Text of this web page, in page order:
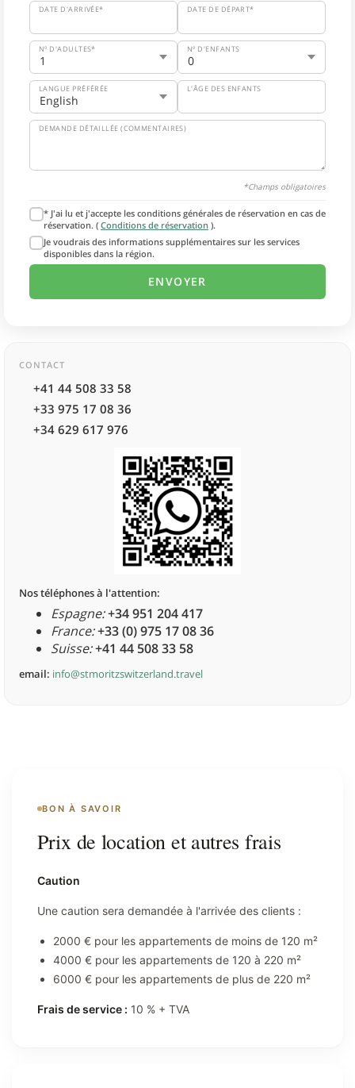
DATE D'ARRIVÉE* DATE DE DÉPART*
Nº D'ADULTES* Nº D'ENFANTS
LANGUE PRÉFÉRÉE L'ÂGE DES ENFANTS
DEMANDE DÉTAILLÉE (COMMENTAIRES)
*Champs obligatoires
* J'ai lu et j'accepte les conditions générales de réservation en cas de
réservation. ( Conditions de réservation ).
Je voudrais des informations supplémentaires sur les services
disponibles dans la région.
CONTACT
+41 44 508 33 58
+33 975 17 08 36
+34 629 617 976
Nos téléphones à l'attention:
Espagne:+34 951 204 417
France:+33 (0) 975 17 08 36
Suisse:+41 44 508 33 58
email: info@stmoritzswitzerland.travel
BON À SAVOIR
Prix de location et autres frais
Caution
Une caution sera demandée à l'arrivée des clients :
2000 € pour les appartements de moins de 120 m²
4000 € pour les appartements de 120 à 220 m²
6000 € pour les appartements de plus de 220 m²
Frais de service : 10 % + TVA